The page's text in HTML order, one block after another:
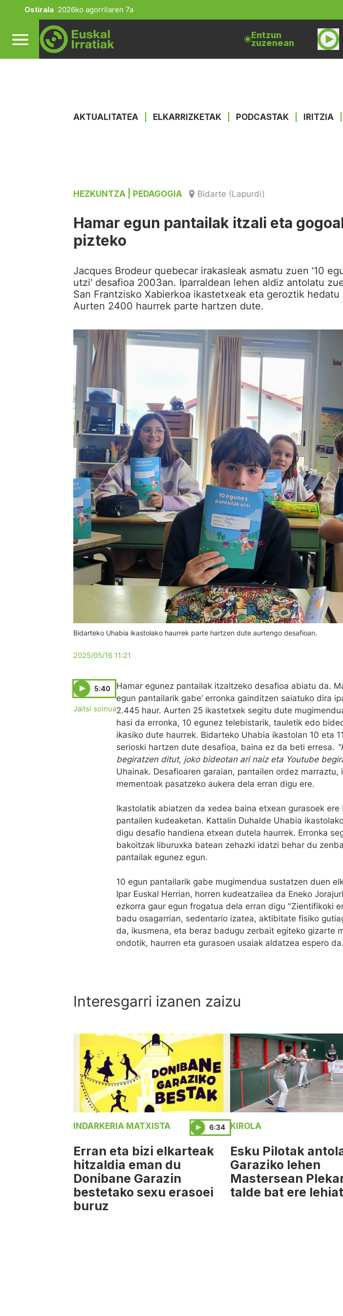
Ostirala 2026ko agorrilaren 7a
Entzun
zuzenean
AKTUALITATEA ELKARRIZKETAK PODCASTAK IRITZIA
HEZKUNTZA | PEDAGOGIA Bidarte (Lapurdi)
Hamar egun pantailak itzali eta
pizteko
Jacques Brodeur quebecar irakasleak asmatu zuen '10
utzi' desafioa 2003an. Iparraldean lehen aldiz antolatu
San Frantzisko Xabierkoa ikastetxeak eta geroztik hedatu
Aurten 2400 haurrek parte hartzen dute.
Bidarteko Uhabia ikastolako haurrek parte hartzen dute aurtengo desafioan.
2025/05/16 11:21
5:40
Jaitsi soinua
Hamar egunez pantailak itzaltzeko desafioa abiatu da.
egun pantailarik gabe’ erronka gainditzen saiatuko dira
2.445 haur. Aurten 25 ikastetxek segitu dute
hasi da erronka, 10 egunez telebistarik, tauletik edo
ikasiko dute haurrek. Bidarteko Uhabia ikastolan 10 eta
serioski hartzen dute desafioa, baina ez da beti erresa.
begiratzen ditut, joko bideotan ari naiz eta Youtube
Uhainak. Desafioaren garaian, pantailen ordez marraztu,
mementoak pasatzeko aukera dela erran digu ere.
Ikastolatik abiatzen da xedea baina etxean gurasoek ere
pantailen kudeaketan. Kattalin Duhalde Uhabia
digu desafio handiena etxean dutela haurrek. Erronka
bakoitzak liburuxka batean zehazki idatzi behar du
pantailak egunez egun.
10 egun pantailarik gabe mugimendua sustatzen duen
Ipar Euskal Herrian, horren kudeatzailea da Eneko
ezkorra gaur egun frogatua dela erran digu "Zientifikoki
badu osagarrian, sedentario izatea, aktibitate fisiko
da, ikusmena, eta beraz badugu zerbait egiteko gizarte
ondotik, haurren eta gurasoen usaiak aldatzea espero da.
Interesgarri izanen zaizu
INDARKERIA MATXISTA 6:34
Erran eta bizi elkarteak
hitzaldia eman du
Donibane Garazin
bestetako sexu erasoei
buruz
KIROLA
Esku Pilotak
Garaziko lehen
Mastersean
talde bat ere